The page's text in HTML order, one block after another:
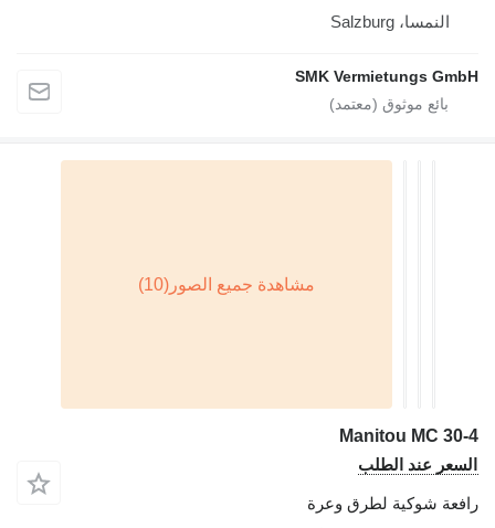
النمسا، Salzburg
SMK Vermietungs GmbH
Manitou MC 30-4
السعر عند الطلب
رافعة شوكية لطرق وعرة